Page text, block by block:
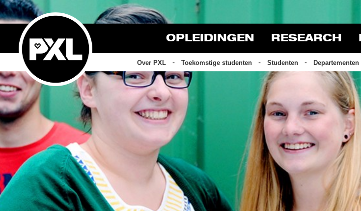
OPLEIDINGEN RESEARCH
Over PXL Toekomstige studenten Studenten Departementen